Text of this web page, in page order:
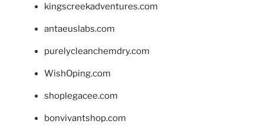
kingscreekadventures.com
antaeuslabs.com
purelycleanchemdry.com
WishOping.com
shoplegacee.com
bonvivantshop.com